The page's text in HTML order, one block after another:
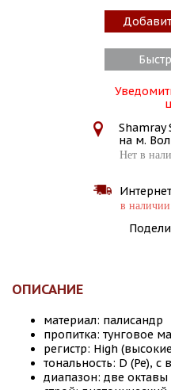
Shamray
на м.
Нет в
в наличии
ОПИСАНИЕ
материал: палисандр
пропитка: тунговое
регистр: High
тональность: D (Ре),
диапазон: две октавы